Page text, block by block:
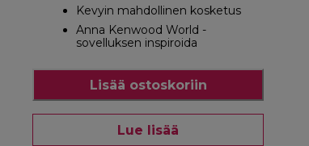
Kevyin mahdollinen kosketus
Anna Kenwood World -
sovelluksen inspiroida
Lisää ostoskoriin
Lue lisää